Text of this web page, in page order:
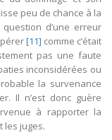
peu de chance à la
d’une erreur
[11] comme c’était
pas une faute
inconsidérées ou
la survenance
Il n’est donc guère
à rapporter la
les juges.